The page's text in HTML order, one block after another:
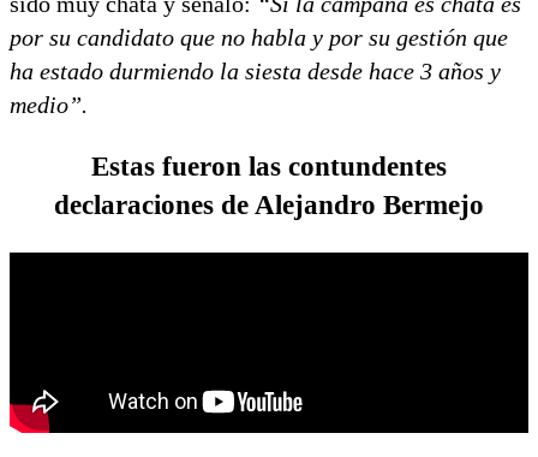
por su candidato que no habla y por su gestión que
ha estado durmiendo la siesta desde hace 3 años y
medio”.
Estas fueron las contundentes
declaraciones de Alejandro Bermejo